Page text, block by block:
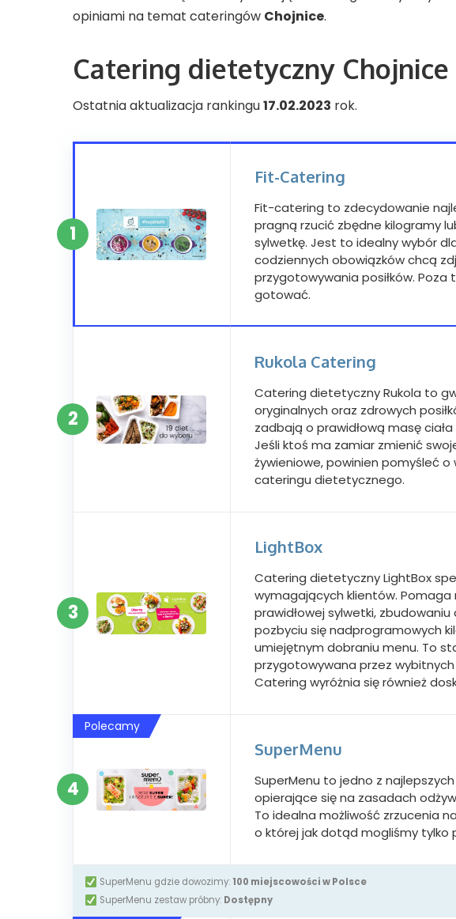
Ranking olejków CBD
Zachodniopomorskie
opiniami na temat cateringów Chojnice.
Catering dietetyczny
Ostatnia aktualizacja rankingu17.02.2023 rok.
1
Fit-Catering
Fit-catering to zdecydowanie
pragną rzucić zbędne kilogramy
sylwetkę. Jest to idealny wybór
codziennych obowiązków chcą
przygotowywania posiłków. Poza
gotować.
2
Rukola Catering
Catering dietetyczny Rukola to
oryginalnych oraz zdrowych
zadbają o prawidłową masę
Jeśli ktoś ma zamiar zmienić
żywieniowe, powinien pomyśleć
cateringu dietetycznego.
3
LightBox
Catering dietetyczny LightBox
wymagających klientów.
prawidłowej sylwetki,
pozbyciu się nadprogramowych
umiejętnym dobraniu menu. To
przygotowywana przez
Catering wyróżnia się również
Polecamy
4
SuperMenu
SuperMenu to jedno z
opierające się na zasadach
To idealna możliwość zrzucenia
o której jak dotąd mogliśmy tylko
SuperMenu gdzie dowozimy: 100 miejscowości w Polsce
SuperMenu zestaw próbny: Dostępny